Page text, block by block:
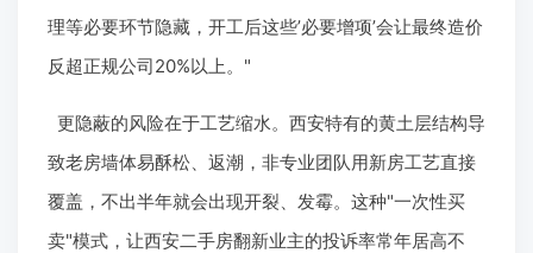
理等必要环节隐藏，开工后这些’必要增项’会让最终造价
反超正规公司20%以上。"
更隐蔽的风险在于工艺缩水。西安特有的黄土层结构导
致老房墙体易酥松、返潮，非专业团队用新房工艺直接
覆盖，不出半年就会出现开裂、发霉。这种"一次性买
卖"模式，让西安二手房翻新业主的投诉率常年居高不